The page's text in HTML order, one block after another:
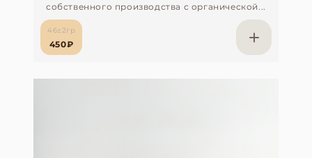
собственного производства с органической...
46±2гр
450₽